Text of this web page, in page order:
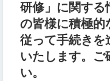
研修」に関する
の皆様に積極的
従って手続きを
いたします。ご
い。